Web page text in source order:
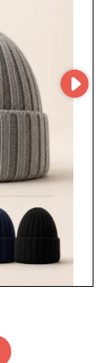
fazem
qualquer
acessórios
quem
combinam